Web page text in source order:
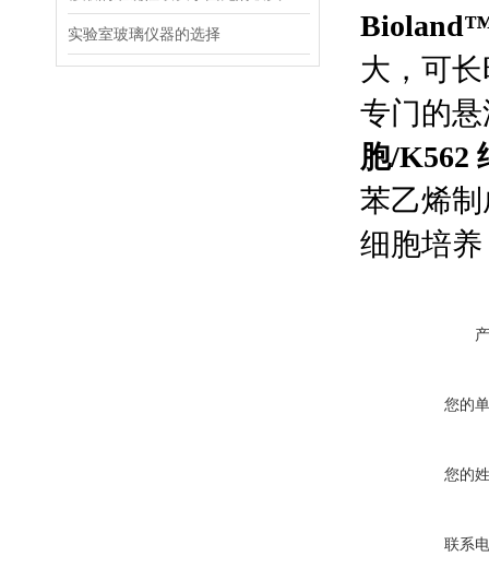
实验室玻璃仪器的选择
大，可
专门的
胞/K562
苯乙烯制
细胞培养
您的
您的
联系